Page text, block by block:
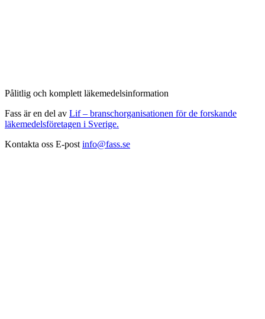
Pålitlig och komplett läkemedelsinformation
Fass är en del av Lif – branschorganisationen för de forskande
läkemedelsföretagen i Sverige.
Kontakta oss E-post info@fass.se